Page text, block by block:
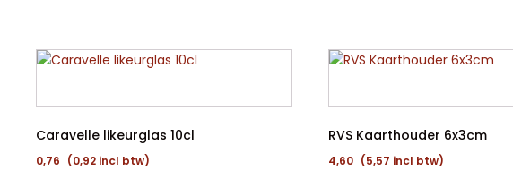
Caravelle likeurglas 10cl
0,76 (0,92 incl btw)
RVS Kaarthouder 6x3cm
4,60 (5,57 incl btw)